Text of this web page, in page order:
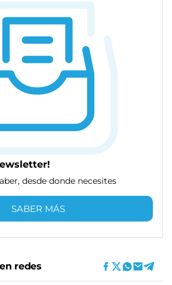
desde donde necesites
SABER MÁS
redes